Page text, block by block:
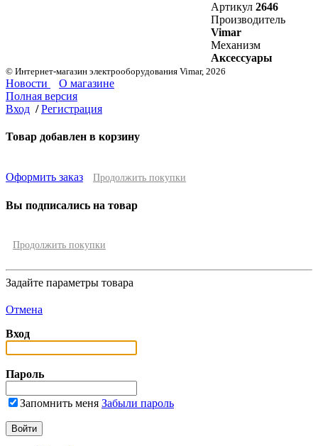
Артикул 2646
Производитель
Vimar
Механизм
Аксессуары
© Интернет-магазин электрооборудования Vimar, 2026
Новости
О магазине
Полная версия
Вход / Регистрация
Товар добавлен в корзину
Оформить заказ Продолжить покупки
Вы подписались на товар
Продолжить покупки
Задайте параметры товара
Отмена
Вход
Пароль
Запомнить меня Забыли пароль